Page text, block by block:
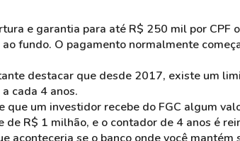
e garantia para até R$ 250 mil por CPF
fundo. O pagamento normalmente
destacar que desde 2017, existe um
a cada 4 anos.
que um investidor recebe do FGC algum
R$ 1 milhão, e o contador de 4 anos é